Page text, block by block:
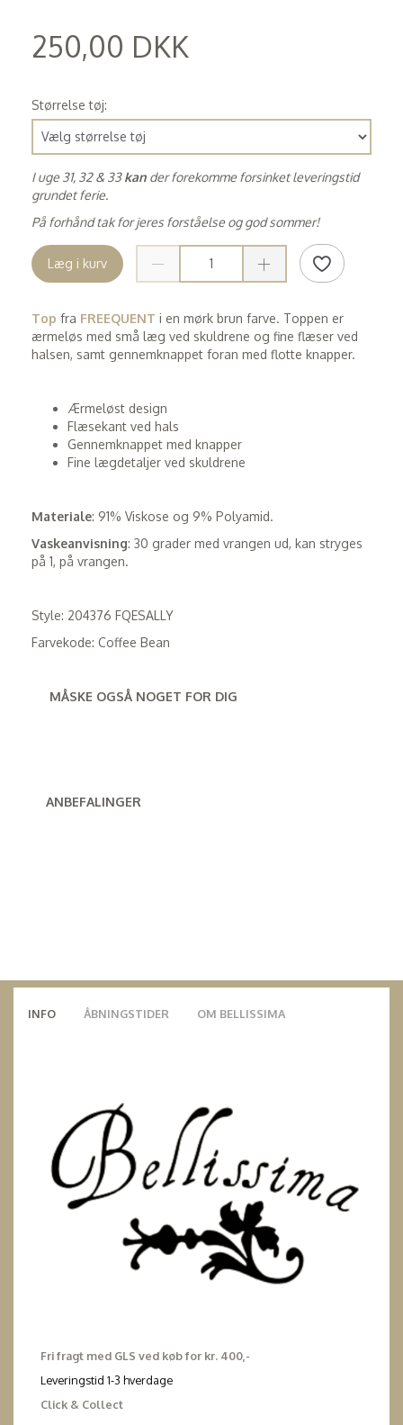
250,00 DKK
Størrelse tøj:
I uge 31, 32 & 33kan der forekomme forsinket leveringstid
grundet ferie.
På forhånd tak for jeres forståelse og god sommer!
Læg i kurv
Top fra FREEQUENT i en mørk brun farve. Toppen er
ærmeløs med små læg ved skuldrene og fine flæser ved
halsen, samt gennemknappet foran med flotte knapper.
Ærmeløst design
Flæsekant ved hals
Gennemknappet med knapper
Fine lægdetaljer ved skuldrene
Materiale: 91% Viskose og 9% Polyamid.
Vaskeanvisning: 30 grader med vrangen ud, kan stryges
på 1, på vrangen.
Style: 204376 FQESALLY
Farvekode: Coffee Bean
MÅSKE OGSÅ NOGET FOR DIG
ANBEFALINGER
INFO ÅBNINGSTIDER OM BELLISSIMA
Fri fragt med GLS ved køb for kr. 400,-
Leveringstid 1-3 hverdage
Click & Collect